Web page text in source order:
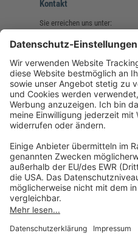
Kontakt
Sie erreichen uns unter:
(08233) 38 11 23
service@forum-verlag.com
Mo-Do 07:30 - 17:00 Uhr
Fr 07:30 - 15:00 Uhr
Folgen Sie uns
Impressum
Datenschutz